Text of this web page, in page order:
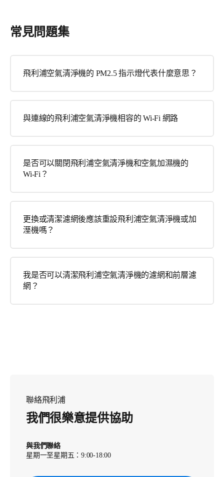
常見問題集
飛利浦空氣清淨機的 PM2.5 指示燈代表什麼意思？
與連線的飛利浦空氣清淨機相容的 Wi-Fi 網路
是否可以關閉飛利浦空氣清淨機和空氣加濕機的
Wi-Fi？
更換或清潔濾網後應該重設飛利浦空氣清淨機或加
溼機嗎？
我是否可以清潔飛利浦空氣清淨機的濾網和前層濾
網？
聯絡飛利浦
我們很樂意提供協助
與我們聯絡
星期一至星期五：9:00-18:00